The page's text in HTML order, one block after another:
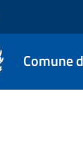
Comune